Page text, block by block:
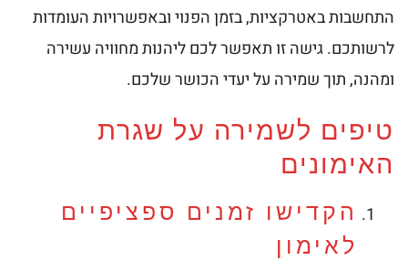
התחשבות באטרקציות, בזמן הפנוי ובאפשרויות העומדות
לרשותכם. גישה זו תאפשר לכם ליהנות מחוויה עשירה
ומהנה, תוך שמירה על יעדי הכושר שלכם.
טיפים לשמירה על שגרת
האימונים
הקדישו זמנים ספציפיים
לאימון